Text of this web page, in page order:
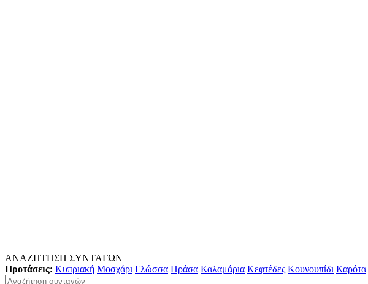
ΑΝΑΖΗΤΗΣΗ ΣΥΝΤΑΓΩΝ
Προτάσεις: Κυπριακή Μοσχάρι Γλώσσα Πράσα Καλαμάρια Κεφτέδες Κουνουπίδι Καρότα